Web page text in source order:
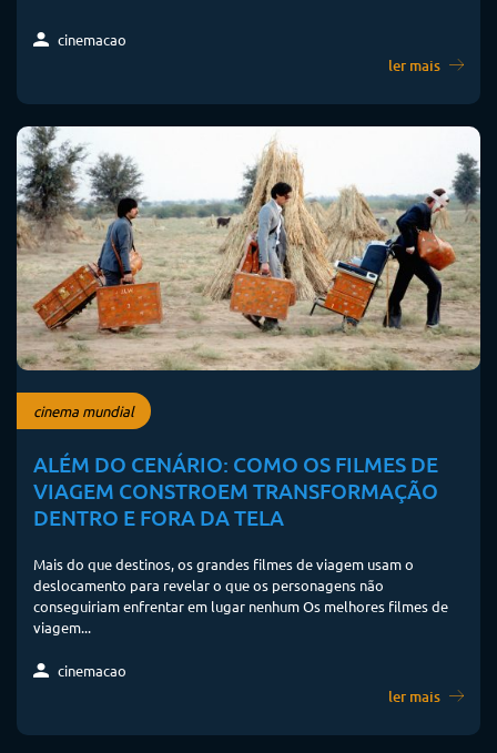
cinemacao
ler mais
cinema mundial
ALÉM DO CENÁRIO: COMO OS FILMES DE
VIAGEM CONSTROEM TRANSFORMAÇÃO
DENTRO E FORA DA TELA
Mais do que destinos, os grandes filmes de viagem usam o
deslocamento para revelar o que os personagens não
conseguiriam enfrentar em lugar nenhum Os melhores filmes de
viagem...
cinemacao
ler mais